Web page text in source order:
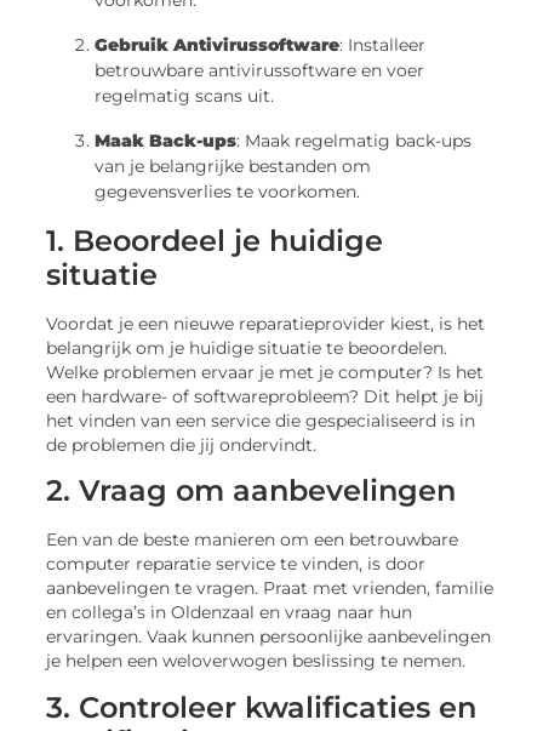
Gebruik Antivirussoftware: Installeer
betrouwbare antivirussoftware en voer
regelmatig scans uit.
Maak Back-ups: Maak regelmatig back-ups
van je belangrijke bestanden om
gegevensverlies te voorkomen.
1. Beoordeel je huidige
situatie
Voordat je een nieuwe reparatieprovider kiest, is het
belangrijk om je huidige situatie te beoordelen.
Welke problemen ervaar je met je computer? Is het
een hardware- of softwareprobleem? Dit helpt je bij
het vinden van een service die gespecialiseerd is in
de problemen die jij ondervindt.
2. Vraag om aanbevelingen
Een van de beste manieren om een betrouwbare
computer reparatie service te vinden, is door
aanbevelingen te vragen. Praat met vrienden, familie
en collega’s in Oldenzaal en vraag naar hun
ervaringen. Vaak kunnen persoonlijke aanbevelingen
je helpen een weloverwogen beslissing te nemen.
3. Controleer kwalificaties en